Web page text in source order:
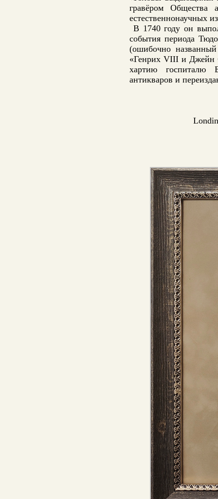
гравёром Общества
естественнонаучных
В 1740 году он
события периода
(ошибочно
«Генрих VIII и Джейн
хартию госпиталю
антикваров и